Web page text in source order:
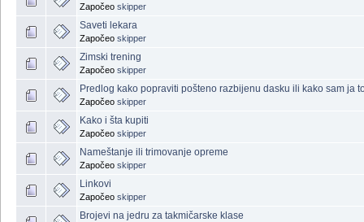
Započeo skipper
Saveti lekara
Započeo skipper
Zimski trening
Započeo skipper
Predlog kako popraviti pošteno razbijenu dasku ili kako sam ja
Započeo skipper
Kako i šta kupiti
Započeo skipper
Nameštanje ili trimovanje opreme
Započeo skipper
Linkovi
Započeo skipper
Brojevi na jedru za takmičarske klase